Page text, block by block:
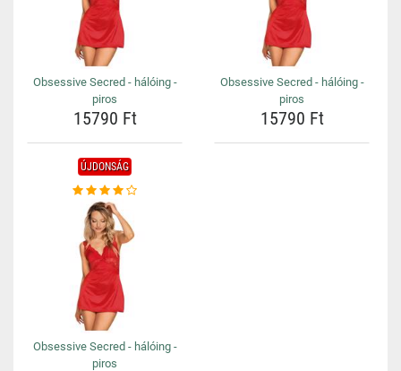
Obsessive Secred - hálóing -
piros
15790 Ft
Obsessive Secred - hálóing -
piros
15790 Ft
ÚJDONSÁG
Obsessive Secred - hálóing -
piros